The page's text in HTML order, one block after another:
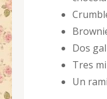
Dos
Tres
Un